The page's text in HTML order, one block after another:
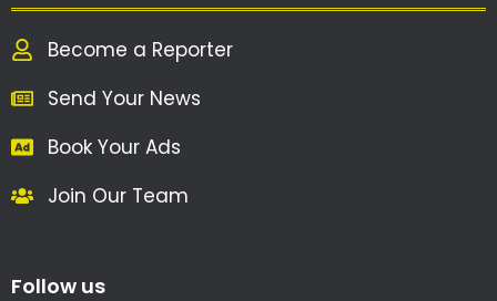
Become a Reporter
Send Your News
Book Your Ads
Join Our Team
Follow us